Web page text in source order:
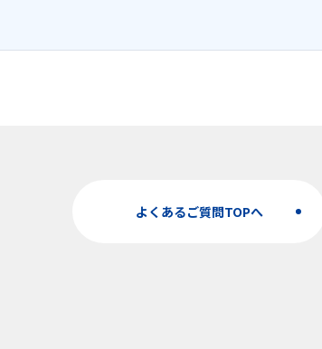
よくあるご質問TOPへ